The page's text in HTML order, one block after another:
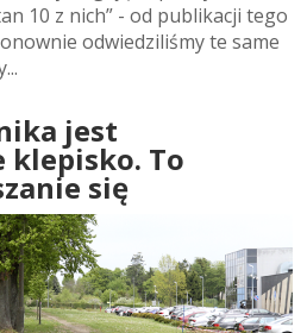
10 z nich” - od publikacji tego
odwiedziliśmy te same
jest
To
się